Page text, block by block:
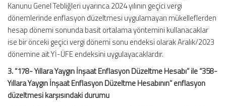
Kanunu Genel Tebliğleri uyarınca 2024 yılının geçici vergi
dönemlerinde enflasyon düzeltmesi uygulamayan mükelleflerden
hesap dönemi sonunda basit ortalama yöntemini kullanacaklar
ise bir önceki geçici vergi dönemi sonu endeksi olarak Aralık/2023
dönemine ait Yİ-ÜFE endeksini uygulayacaklardır.
3. “178- Yıllara Yaygın İnşaat Enflasyon Düzeltme Hesabı” ile “358-
Yıllara Yaygın İnşaat Enflasyon Düzeltme Hesabının” enflasyon
düzeltmesi karşısındaki durumu